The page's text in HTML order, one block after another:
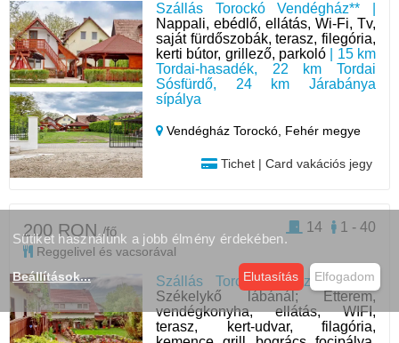
Szállás Torockó Vendégház** |
Nappali, ebédlő, ellátás, Wi-Fi, Tv,
saját fürdőszobák, terasz, filegória,
kerti bútor, grillező, parkoló | 15 km
Tordai-hasadék, 22 km Tordai
Sósfürdő, 24 km Járabánya
sípálya
Vendégház Torockó, Fehér megye
Tichet | Card vakációs jegy
Szállás Torockó Panzió*** |A
Székelykő lábánál; Étterem,
vendégkonyha, ellátás, WIFI,
terasz, kert-udvar, filagória,
200 RON/fő
Reggelivel és vacsorával
1 - 40
14
Sütiket használunk a jobb élmény érdekében.
Beállítások... Elutasítás Elfogadom